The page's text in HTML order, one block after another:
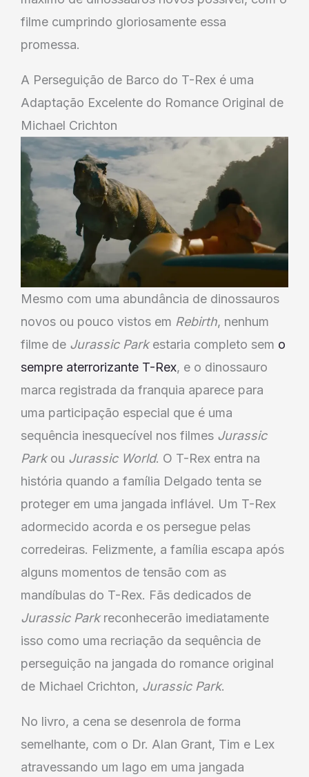
filme cumprindo gloriosamente essa
promessa.
A Perseguição de Barco do T-Rex é uma
Adaptação Excelente do Romance Original de
Michael Crichton
Mesmo com uma abundância de dinossauros
novos ou pouco vistos em Rebirth, nenhum
filme de Jurassic Parkestaria completo sem o
sempre aterrorizante T-Rex, e o dinossauro
marca registrada da franquia aparece para
uma participação especial que é uma
sequência inesquecível nos filmes Jurassic
Parkou Jurassic World. O T-Rex entra na
história quando a família Delgado tenta se
proteger em uma jangada inflável. Um T-Rex
adormecido acorda e os persegue pelas
corredeiras. Felizmente, a família escapa após
alguns momentos de tensão com as
mandíbulas do T-Rex. Fãs dedicados de
Jurassic Parkreconhecerão imediatamente
isso como uma recriação da sequência de
perseguição na jangada do romance original
de Michael Crichton, Jurassic Park.
No livro, a cena se desenrola de forma
semelhante, com o Dr. Alan Grant, Tim e Lex
atravessando um lago em uma jangada